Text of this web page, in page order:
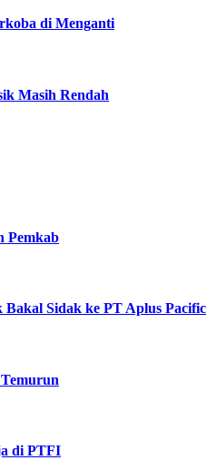
di Menganti
Masih Rendah
Pemkab
Sidak ke PT Aplus Pacific
di PTFI